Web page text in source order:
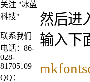
然后进
输入下
关注 "冰蓝
科技"
联系我们
电话：86-
028-
81705109
QQ：